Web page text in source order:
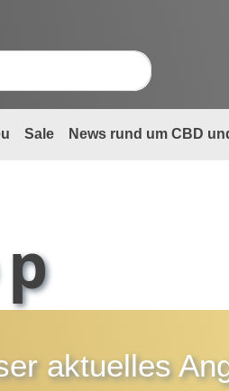
Sale News rund um CBD
aktuelles